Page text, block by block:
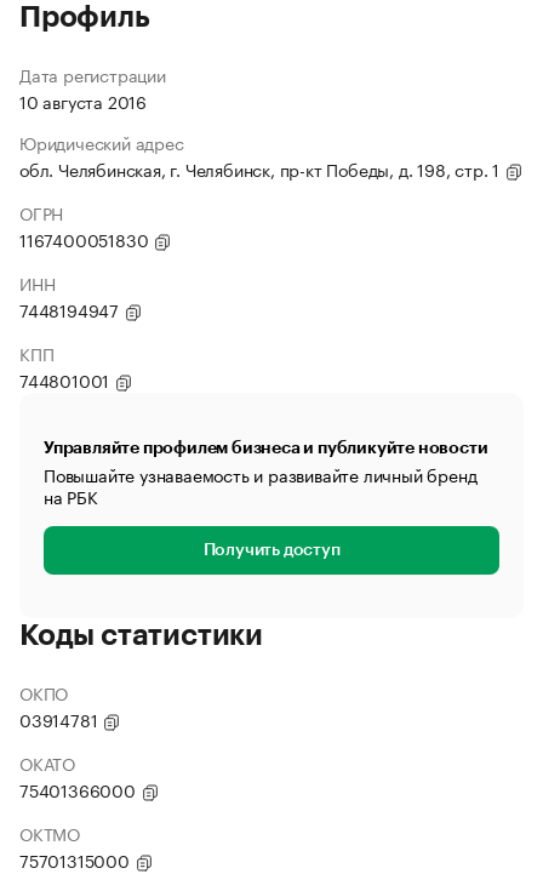
Профиль
Дата регистрации
10 августа 2016
Юридический адрес
обл. Челябинская, г. Челябинск, пр-кт Победы, д. 198, стр. 1
ОГРН
1167400051830
ИНН
7448194947
КПП
744801001
Управляйте профилем бизнеса и публикуйте новости
Повышайте узнаваемость и развивайте личный бренд
на РБК
Получить доступ
Коды статистики
ОКПО
03914781
ОКАТО
75401366000
ОКТМО
75701315000